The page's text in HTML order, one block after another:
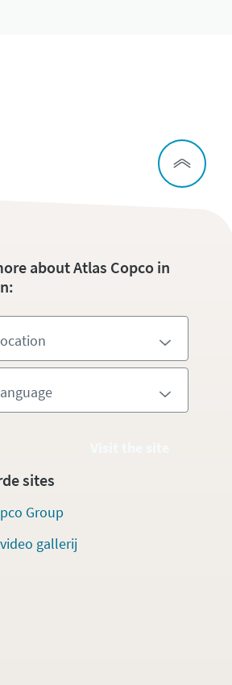
about Atlas Copco in
sites
Group
gallerij